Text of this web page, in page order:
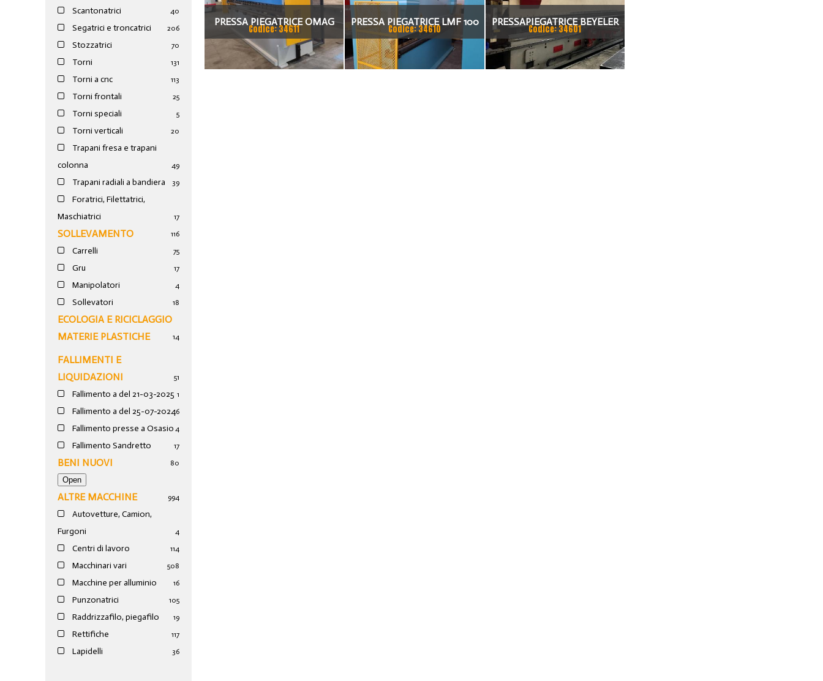
Scantonatrici 40
Segatrici e troncatrici 206
Stozzatrici 70
Torni 131
Torni a cnc 113
Torni frontali 25
Torni speciali 5
Torni verticali 20
Trapani fresa e trapani
colonna
49
Trapani radiali a bandiera 39
Foratrici, Filettatrici,
Maschiatrici
17
SOLLEVAMENTO 116
Carrelli 75
Gru 17
Manipolatori 4
Sollevatori 18
ECOLOGIA E RICICLAGGIO
MATERIE PLASTICHE
14
FALLIMENTI E
LIQUIDAZIONI
51
Fallimento a del 21-03-2025 1
Fallimento a del 25-07-20246
Fallimento presse a Osasio 4
Fallimento Sandretto 17
BENI NUOVI 80
ALTRE MACCHINE 994
Autovetture, Camion,
Furgoni
4
Centri di lavoro 114
Macchinari vari 508
Macchine per alluminio 16
Punzonatrici 105
Raddrizzafilo, piegafilo 19
Rettifiche 117
Lapidelli 36
PRESSA PIEGATRICE OMAG
EPB 10036100 TON X 4MT
Codice: 34611
PRESSA PIEGATRICE LMF 100
TON. / 4100MM
Codice: 34610
PRESSAPIEGATRICE BEYELER
DEL 2002 A CNC 7.200 MM X
200 TON
Codice: 34601